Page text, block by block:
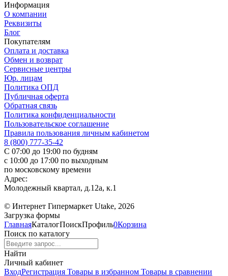
Информация
О компании
Реквизиты
Блог
Покупателям
Оплата и доставка
Обмен и возврат
Сервисные центры
Юр. лицам
Политика ОПД
Публичная оферта
Обратная связь
Политика конфиденциальности
Пользовательское соглашение
Правила пользования личным кабинетом
8 (800) 777-35-42
С 07:00 до 19:00 по будням
с 10:00 до 17:00 по выходным
по московскому времени
Адрес:
Молодежный квартал, д.12а, к.1
© Интернет Гипермаркет Utake, 2026
Загрузка формы
ГлавнаяКаталогПоискПрофиль0Корзина
Поиск по каталогу
Найти
Личный кабинет
ВходРегистрация Товары в избранном Товары в сравнении